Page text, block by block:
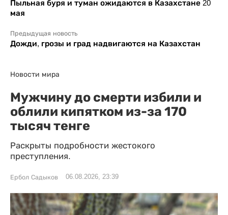
Пыльная буря и туман ожидаются в Казахстане 20
мая
Предыдущая новость
Дожди, грозы и град надвигаются на Казахстан
Новости мира
Мужчину до смерти избили и
облили кипятком из-за 170
тысяч тенге
Раскрыты подробности жестокого
преступления.
Ербол Садыков 06.08.2026, 23:39